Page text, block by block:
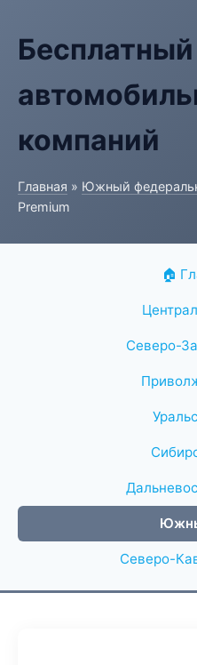
Бесплатный
компаний
Главная » Южный
Premium
🏠
Северо-
Северо-